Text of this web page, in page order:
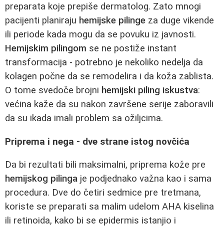
preparata koje prepiše dermatolog. Zato mnogi
pacijenti planiraju hemijske pilinge za duge vikende
ili periode kada mogu da se povuku iz javnosti.
Hemijskim pilingom se ne postiže instant
transformacija - potrebno je nekoliko nedelja da
kolagen počne da se remodelira i da koža zablista.
O tome svedoče brojni hemijski piling iskustva:
većina kaže da su nakon završene serije zaboravili
da su ikada imali problem sa ožiljcima.
Priprema i nega - dve strane istog novčića
Da bi rezultati bili maksimalni, priprema kože pre
hemijskog pilinga je podjednako važna kao i sama
procedura. Dve do četiri sedmice pre tretmana,
koriste se preparati sa malim udelom AHA kiselina
ili retinoida, kako bi se epidermis istanjio i